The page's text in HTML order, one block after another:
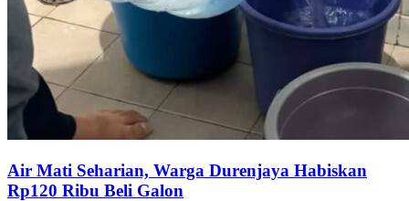
Air Mati Seharian, Warga Durenjaya Habiskan
Rp120 Ribu Beli Galon